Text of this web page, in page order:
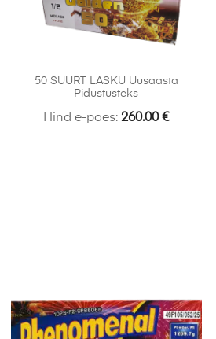
50 SUURT LASKU Uusaasta
Pidustusteks
Hind e-poes:260.00€